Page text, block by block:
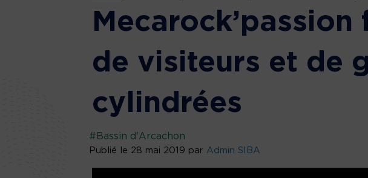
de visiteurs et de
cylindrées
#Bassin d'Arcachon
Publié le 28 mai 2019 par Admin SIBA